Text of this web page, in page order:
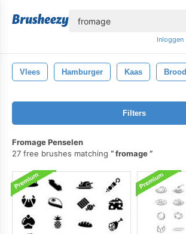
Inloggen
Vlees Hamburger Kaas Brood
Filters
Fromage Penselen
27 free brushes matching
fromage